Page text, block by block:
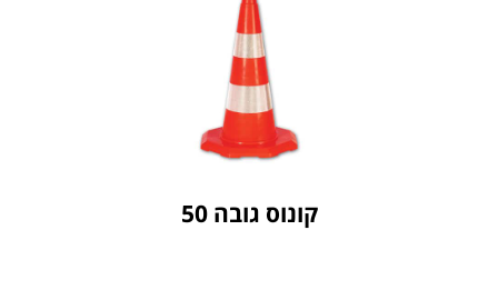
קונוס גובה 50
חברת ASPROD
לחץ כאן